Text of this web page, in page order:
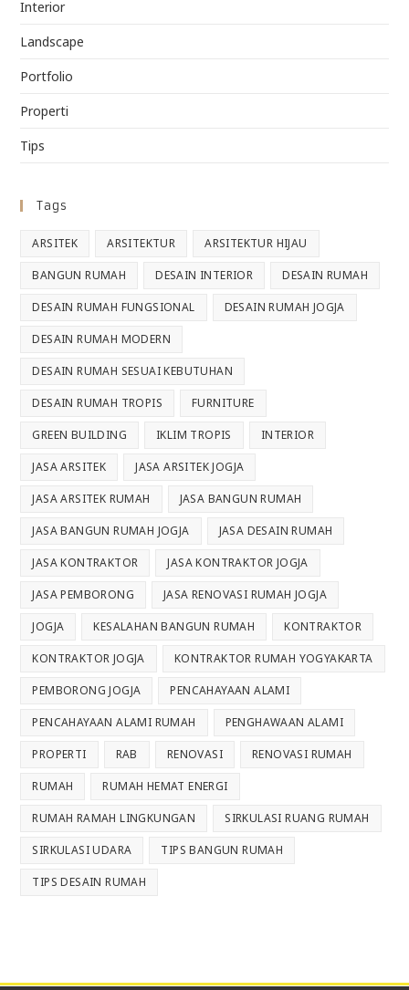
Interior
Landscape
Portfolio
Properti
Tips
Tags
ARSITEK ARSITEKTUR ARSITEKTUR HIJAU
BANGUN RUMAH DESAIN INTERIOR DESAIN RUMAH
DESAIN RUMAH FUNGSIONAL DESAIN RUMAH JOGJA
DESAIN RUMAH MODERN
DESAIN RUMAH SESUAI KEBUTUHAN
DESAIN RUMAH TROPIS FURNITURE
GREEN BUILDING IKLIM TROPIS INTERIOR
JASA ARSITEK JASA ARSITEK JOGJA
JASA ARSITEK RUMAH JASA BANGUN RUMAH
JASA BANGUN RUMAH JOGJA JASA DESAIN RUMAH
JASA KONTRAKTOR JASA KONTRAKTOR JOGJA
JASA PEMBORONG JASA RENOVASI RUMAH JOGJA
JOGJA KESALAHAN BANGUN RUMAH KONTRAKTOR
KONTRAKTOR JOGJA KONTRAKTOR RUMAH YOGYAKARTA
PEMBORONG JOGJA PENCAHAYAAN ALAMI
PENCAHAYAAN ALAMI RUMAH PENGHAWAAN ALAMI
PROPERTI RAB RENOVASI RENOVASI RUMAH
RUMAH RUMAH HEMAT ENERGI
RUMAH RAMAH LINGKUNGAN SIRKULASI RUANG RUMAH
SIRKULASI UDARA TIPS BANGUN RUMAH
TIPS DESAIN RUMAH